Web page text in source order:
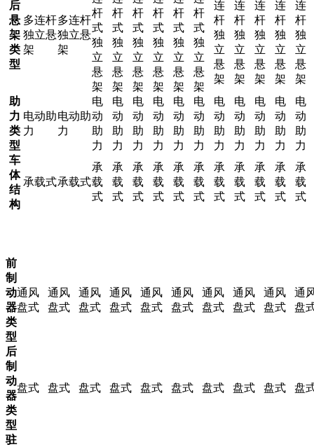
后
悬
架
类
型
多连杆
独立悬
架
多连杆
独立悬
架
杆
式
独
立
悬
架
杆
式
独
立
悬
架
杆
式
独
立
悬
架
杆
式
独
立
悬
架
杆
式
独
立
悬
架
杆
式
独
立
悬
架
连
杆
独
立
悬
架
连
杆
独
立
悬
架
连
杆
独
立
悬
架
连
杆
独
立
悬
架
连
杆
独
立
悬
架
助
力
类
型
电动助
力
电动助
力
电
动
助
力
电
动
助
力
电
动
助
力
电
动
助
力
电
动
助
力
电
动
助
力
电
动
助
力
电
动
助
力
电
动
助
力
电
动
助
力
电
动
助
力
车
体
结
构
承载式承载式
承
载
式
承
载
式
承
载
式
承
载
式
承
载
式
承
载
式
承
载
式
承
载
式
承
载
式
承
载
式
承
载
式
前
制
动
器
类
型
通风
盘式
通风
盘式
通风
盘式
通风
盘式
通风
盘式
通风
盘式
通风
盘式
通风
盘式
通风
盘式
通
盘
后
制
动
器
类
型
盘式 盘式 盘式 盘式 盘式 盘式 盘式 盘式 盘式 盘
驻